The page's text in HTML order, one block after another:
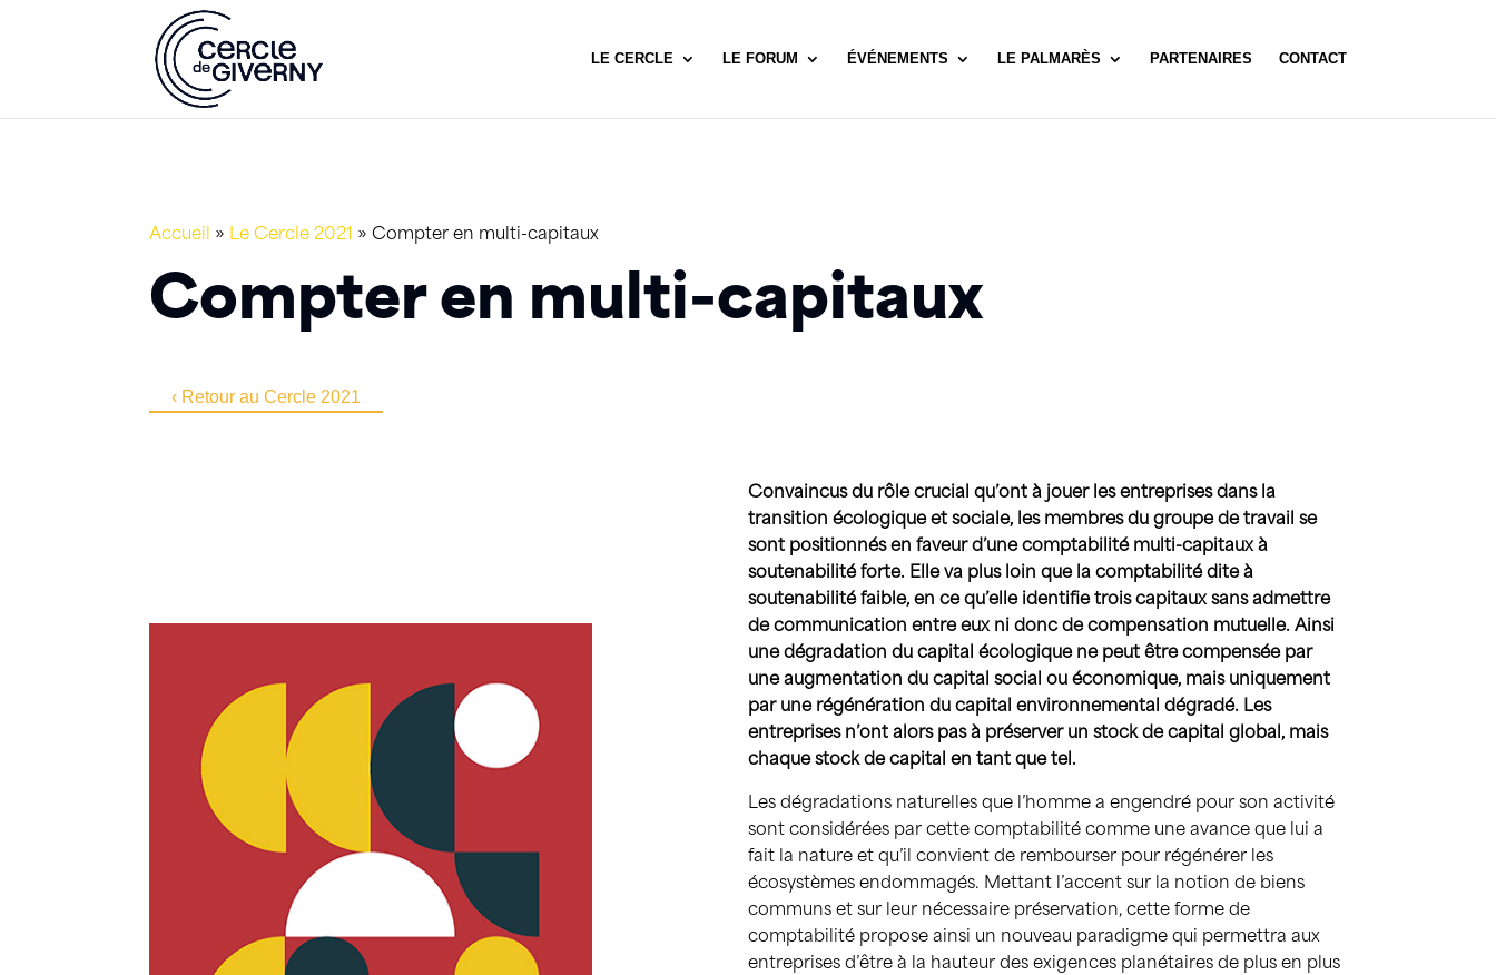
LE CERCLE LE FORUM ÉVÉNEMENTS LE PALMARÈS PARTENAIRES CONTACT
Accueil » Le Cercle 2021 » Compter en multi-capitaux
Compter en multi-capitaux
‹ Retour au Cercle 2021
Convaincus du rôle crucial qu’ont à jouer les entreprises dans la
transition écologique et sociale, les membres du groupe de travail se
sont positionnés en faveur d’une comptabilité multi-capitaux à
soutenabilité forte. Elle va plus loin que la comptabilité dite à
soutenabilité faible, en ce qu’elle identifie trois capitaux sans admettre
de communication entre eux ni donc de compensation mutuelle. Ainsi
une dégradation du capital écologique ne peut être compensée par
une augmentation du capital social ou économique, mais uniquement
par une régénération du capital environnemental dégradé. Les
entreprises n’ont alors pas à préserver un stock de capital global, mais
chaque stock de capital en tant que tel.
Les dégradations naturelles que l’homme a engendré pour son activité
sont considérées par cette comptabilité comme une avance que lui a
fait la nature et qu’il convient de rembourser pour régénérer les
écosystèmes endommagés. Mettant l’accent sur la notion de biens
communs et sur leur nécessaire préservation, cette forme de
comptabilité propose ainsi un nouveau paradigme qui permettra aux
entreprises d’être à la hauteur des exigences planétaires de plus en plus